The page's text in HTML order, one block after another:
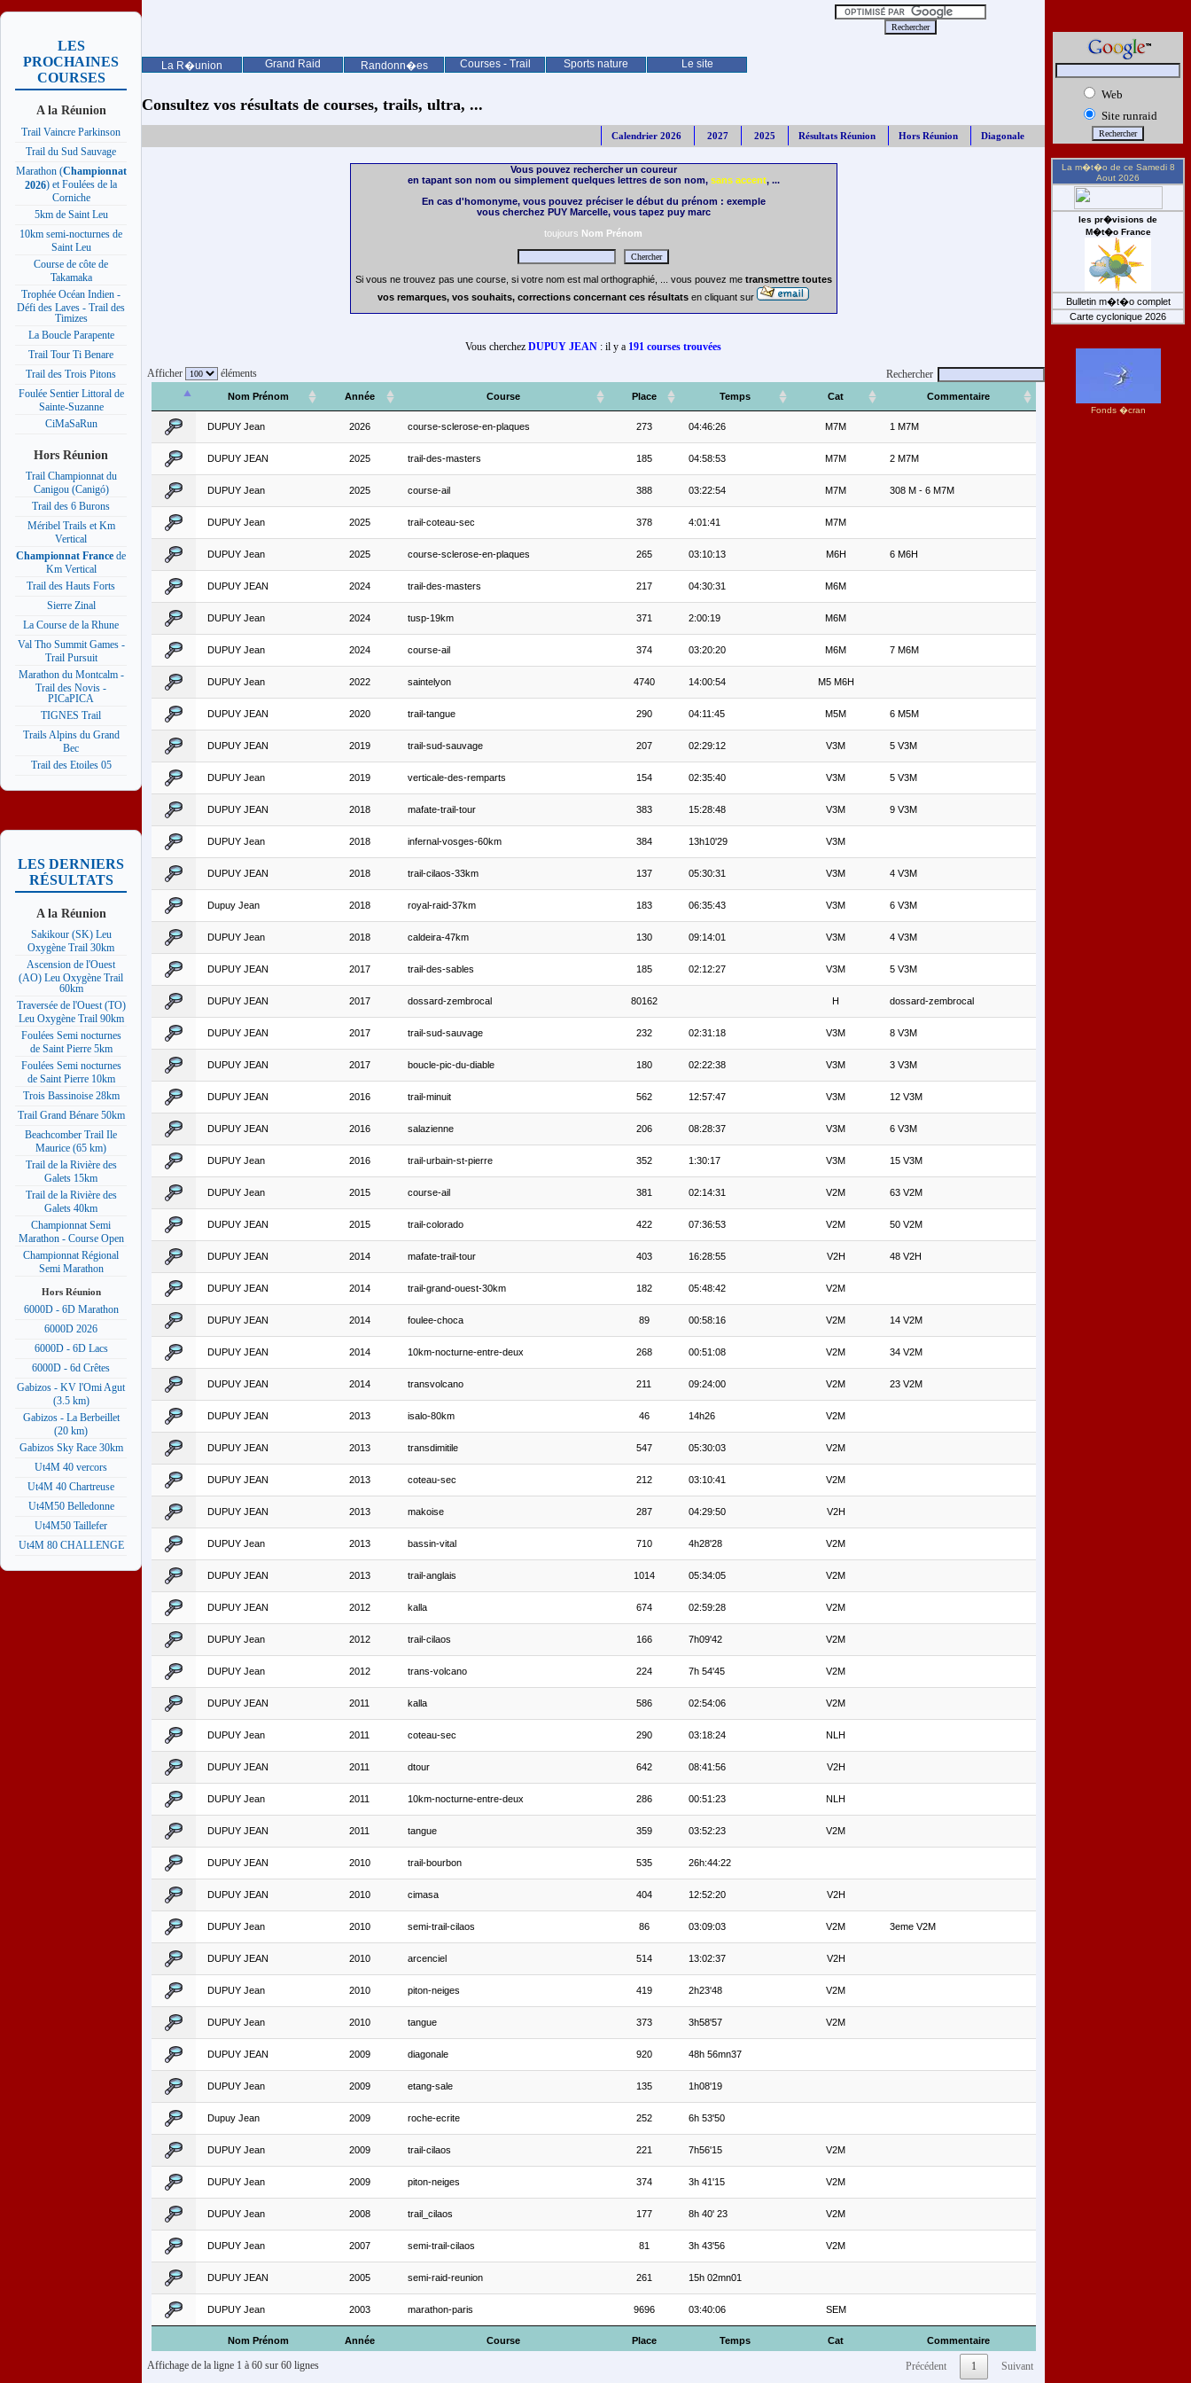
La R�union Grand Raid Randonn�es Courses - Trail Sports nature Le site
LES
PROCHAINES
COURSES
A la Réunion
Trail Vaincre Parkinson
Trail du Sud Sauvage
Marathon (Championnat
2026) et Foulées de la
Corniche
5km de Saint Leu
10km semi-nocturnes de
Saint Leu
Course de côte de
Takamaka
Trophée Océan Indien -
Défi des Laves - Trail des
Timizes
La Boucle Parapente
Trail Tour Ti Benare
Trail des Trois Pitons
Foulée Sentier Littoral de
Sainte-Suzanne
CiMaSaRun
Hors Réunion
Trail Championnat du
Canigou (Canigó)
Trail des 6 Burons
Méribel Trails et Km
Vertical
Championnat France de
Km Vertical
Trail des Hauts Forts
Sierre Zinal
La Course de la Rhune
Val Tho Summit Games -
Trail Pursuit
Marathon du Montcalm -
Trail des Novis -
PICaPICA
TIGNES Trail
Trails Alpins du Grand
Bec
Trail des Etoiles 05
LES DERNIERS
RÉSULTATS
A la Réunion
Sakikour (SK) Leu
Oxygène Trail 30km
Ascension de l'Ouest
(AO) Leu Oxygène Trail
60km
Traversée de l'Ouest (TO)
Leu Oxygène Trail 90km
Foulées Semi nocturnes
de Saint Pierre 5km
Foulées Semi nocturnes
de Saint Pierre 10km
Trois Bassinoise 28km
Trail Grand Bénare 50km
Beachcomber Trail Ile
Maurice (65 km)
Trail de la Rivière des
Galets 15km
Trail de la Rivière des
Galets 40km
Championnat Semi
Marathon - Course Open
Championnat Régional
Semi Marathon
Hors Réunion
6000D - 6D Marathon
6000D 2026
6000D - 6D Lacs
6000D - 6d Crêtes
Gabizos - KV l'Omi Agut
(3.5 km)
Gabizos - La Berbeillet
(20 km)
Gabizos Sky Race 30km
Ut4M 40 vercors
Ut4M 40 Chartreuse
Ut4M50 Belledonne
Ut4M50 Taillefer
Ut4M 80 CHALLENGE
Consultez vos résultats de courses, trails, ultra, ...
Calendrier 2026 2027 2025 Résultats Réunion Hors Réunion Diagonale
Vous pouvez rechercher un coureur
en tapant son nom ou simplement quelques lettres de son nom, sans accent, ...
En cas d'homonyme, vous pouvez préciser le début du prénom : exemple
vous cherchez PUY Marcelle, vous tapez puy marc
toujours Nom Prénom
Si vous ne trouvez pas une course, si votre nom est mal orthographié, ... vous pouvez me transmettre toutes
vos remarques, vos souhaits, corrections concernant ces résultats en cliquant sur
Vous cherchez DUPUY JEAN : il y a 191 courses trouvées
Afficher éléments Rechercher
Nom Prénom Année Course Place Temps Cat Commentaire
Nom Prénom Année Course Place Temps Cat Commentaire
DUPUY Jean 2026 course-sclerose-en-plaques 273 04:46:26 M7M 1 M7M
DUPUY JEAN 2025 trail-des-masters 185 04:58:53 M7M 2 M7M
DUPUY Jean 2025 course-ail 388 03:22:54 M7M 308 M - 6 M7M
DUPUY Jean 2025 trail-coteau-sec 378 4:01:41 M7M
DUPUY Jean 2025 course-sclerose-en-plaques 265 03:10:13 M6H 6 M6H
DUPUY JEAN 2024 trail-des-masters 217 04:30:31 M6M
DUPUY Jean 2024 tusp-19km 371 2:00:19 M6M
DUPUY Jean 2024 course-ail 374 03:20:20 M6M 7 M6M
DUPUY Jean 2022 saintelyon 4740 14:00:54 M5 M6H
DUPUY JEAN 2020 trail-tangue 290 04:11:45 M5M 6 M5M
DUPUY JEAN 2019 trail-sud-sauvage 207 02:29:12 V3M 5 V3M
DUPUY Jean 2019 verticale-des-remparts 154 02:35:40 V3M 5 V3M
DUPUY JEAN 2018 mafate-trail-tour 383 15:28:48 V3M 9 V3M
DUPUY Jean 2018 infernal-vosges-60km 384 13h10'29 V3M
DUPUY JEAN 2018 trail-cilaos-33km 137 05:30:31 V3M 4 V3M
Dupuy Jean 2018 royal-raid-37km 183 06:35:43 V3M 6 V3M
DUPUY Jean 2018 caldeira-47km 130 09:14:01 V3M 4 V3M
DUPUY JEAN 2017 trail-des-sables 185 02:12:27 V3M 5 V3M
DUPUY JEAN 2017 dossard-zembrocal 80162 H dossard-zembrocal
DUPUY JEAN 2017 trail-sud-sauvage 232 02:31:18 V3M 8 V3M
DUPUY JEAN 2017 boucle-pic-du-diable 180 02:22:38 V3M 3 V3M
DUPUY JEAN 2016 trail-minuit 562 12:57:47 V3M 12 V3M
DUPUY JEAN 2016 salazienne 206 08:28:37 V3M 6 V3M
DUPUY Jean 2016 trail-urbain-st-pierre 352 1:30:17 V3M 15 V3M
DUPUY Jean 2015 course-ail 381 02:14:31 V2M 63 V2M
DUPUY JEAN 2015 trail-colorado 422 07:36:53 V2M 50 V2M
DUPUY JEAN 2014 mafate-trail-tour 403 16:28:55 V2H 48 V2H
DUPUY JEAN 2014 trail-grand-ouest-30km 182 05:48:42 V2M
DUPUY JEAN 2014 foulee-choca 89 00:58:16 V2M 14 V2M
DUPUY JEAN 2014 10km-nocturne-entre-deux 268 00:51:08 V2M 34 V2M
DUPUY JEAN 2014 transvolcano 211 09:24:00 V2M 23 V2M
DUPUY JEAN 2013 isalo-80km 46 14h26 V2M
DUPUY JEAN 2013 transdimitile 547 05:30:03 V2M
DUPUY JEAN 2013 coteau-sec 212 03:10:41 V2M
DUPUY JEAN 2013 makoise 287 04:29:50 V2H
DUPUY Jean 2013 bassin-vital 710 4h28'28 V2M
DUPUY JEAN 2013 trail-anglais 1014 05:34:05 V2M
DUPUY JEAN 2012 kalla 674 02:59:28 V2M
DUPUY Jean 2012 trail-cilaos 166 7h09'42 V2M
DUPUY Jean 2012 trans-volcano 224 7h 54'45 V2M
DUPUY JEAN 2011 kalla 586 02:54:06 V2M
DUPUY Jean 2011 coteau-sec 290 03:18:24 NLH
DUPUY JEAN 2011 dtour 642 08:41:56 V2H
DUPUY Jean 2011 10km-nocturne-entre-deux 286 00:51:23 NLH
DUPUY JEAN 2011 tangue 359 03:52:23 V2M
DUPUY JEAN 2010 trail-bourbon 535 26h:44:22
DUPUY JEAN 2010 cimasa 404 12:52:20 V2H
DUPUY Jean 2010 semi-trail-cilaos 86 03:09:03 V2M 3eme V2M
DUPUY JEAN 2010 arcenciel 514 13:02:37 V2H
DUPUY Jean 2010 piton-neiges 419 2h23'48 V2M
DUPUY Jean 2010 tangue 373 3h58'57 V2M
DUPUY JEAN 2009 diagonale 920 48h 56mn37
DUPUY Jean 2009 etang-sale 135 1h08'19
Dupuy Jean 2009 roche-ecrite 252 6h 53'50
DUPUY Jean 2009 trail-cilaos 221 7h56'15 V2M
DUPUY Jean 2009 piton-neiges 374 3h 41'15 V2M
DUPUY Jean 2008 trail_cilaos 177 8h 40' 23 V2M
DUPUY Jean 2007 semi-trail-cilaos 81 3h 43'56 V2M
DUPUY JEAN 2005 semi-raid-reunion 261 15h 02mn01
DUPUY Jean 2003 marathon-paris 9696 03:40:06 SEM
Affichage de la ligne 1 à 60 sur 60 lignes Précédent 1 Suivant
Web
Site runraid
La m�t�o de ce Samedi 8
Aout 2026
les pr�visions de
M�t�o France
Bulletin m�t�o complet
Carte cyclonique 2026
Fonds �cran